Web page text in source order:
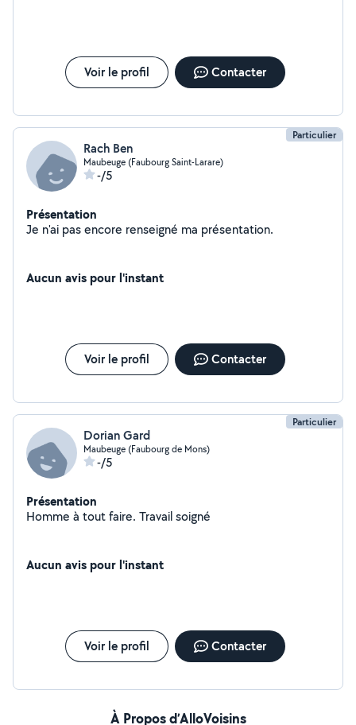
Voir le profil Contacter
Particulier
Rach Ben
Maubeuge (Faubourg Saint-Larare)
-/5
Présentation
Je n'ai pas encore renseigné ma présentation.
Aucun avis pour l'instant
Voir le profil Contacter
Particulier
Dorian Gard
Maubeuge (Faubourg de Mons)
-/5
Présentation
Homme à tout faire. Travail soigné
Aucun avis pour l'instant
Voir le profil Contacter
À Propos d’AlloVoisins